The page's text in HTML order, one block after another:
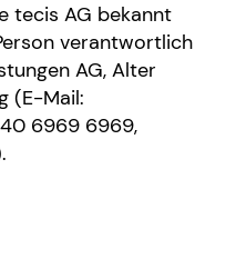
tecis AG bekannt
verantwortlich
AG, Alter
(E-Mail:
6969 6969,